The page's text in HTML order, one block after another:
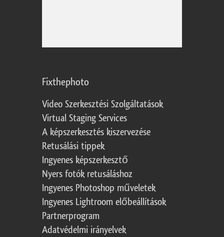
Fixthephoto
Video Szerkesztési Szolgáltatások
Virtual Staging Services
A képszerkesztés kiszervezése
Retusálási tippek
Ingyenes képszerkesztő
Nyers fotók retusáláshoz
Ingyenes Photoshop műveletek
Ingyenes Lightroom előbeállítások
Partnerprogram
Adatvédelmi irányelvek